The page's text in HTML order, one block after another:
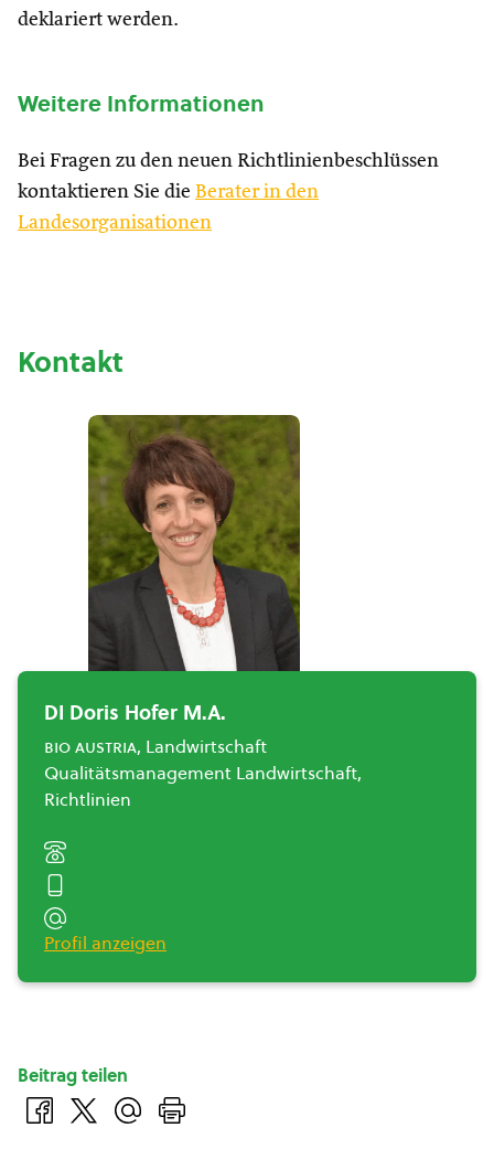
deklariert werden.
Weitere Informationen
Bei Fragen zu den neuen Richtlinienbeschlüssen
kontaktieren Sie die Berater in den
Landesorganisationen
Kontakt
DI Doris Hofer M.A.
bio austria, Landwirtschaft
Qualitätsmanagement Landwirtschaft,
Richtlinien
Profil anzeigen
Beitrag teilen